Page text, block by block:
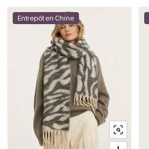
Entrepôt en Chine